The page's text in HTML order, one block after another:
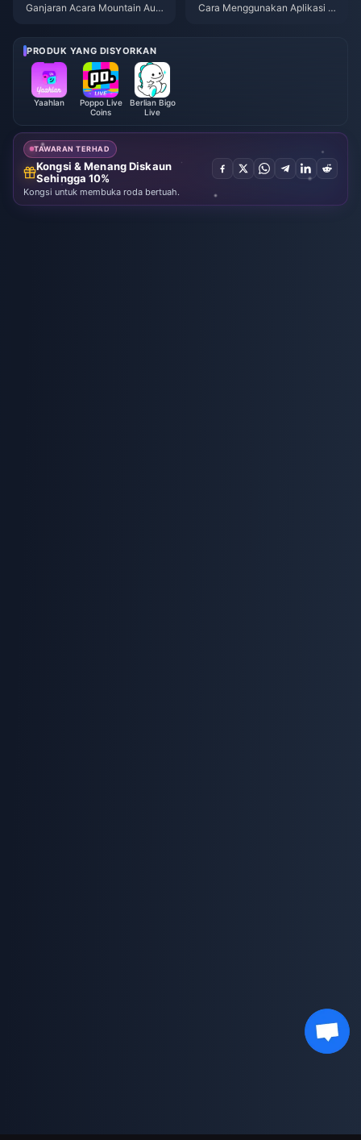
Ganjaran Acara Mountain Autu
& Keutamaan
Cara Menggunakan Aplikasi P
PRODUK YANG DISYORKAN
Yaahlan
Poppo Live
Coins
Berlian Bigo
Live
TAWARAN TERHAD
Kongsi & Menang Diskaun
Sehingga 10%
Kongsi untuk membuka roda bertuah.